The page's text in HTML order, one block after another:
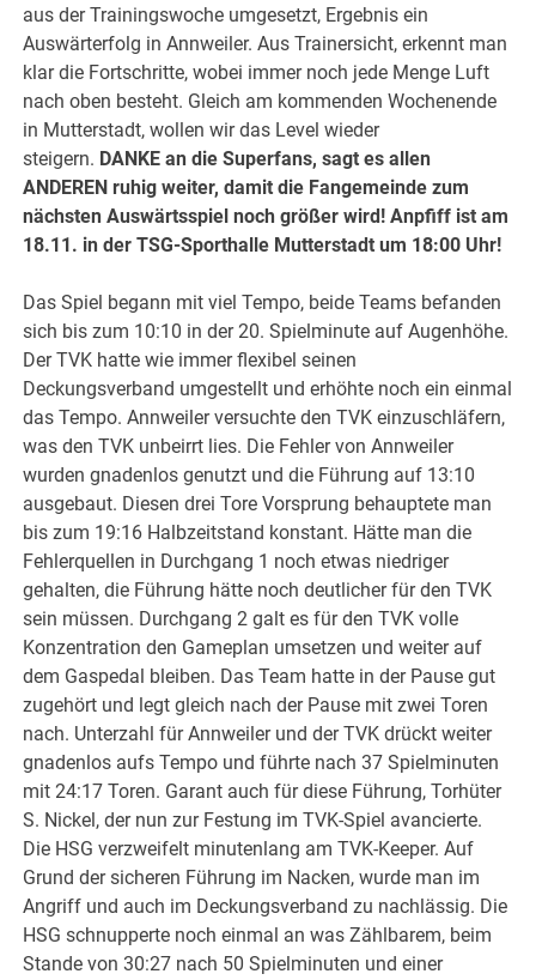
aus der Trainingswoche umgesetzt, Ergebnis ein
Auswärterfolg in Annweiler. Aus Trainersicht, erkennt man
klar die Fortschritte, wobei immer noch jede Menge Luft
nach oben besteht. Gleich am kommenden Wochenende
in Mutterstadt, wollen wir das Level wieder
steigern. DANKE an die Superfans, sagt es allen
ANDEREN ruhig weiter, damit die Fangemeinde zum
nächsten Auswärtsspiel noch größer wird! Anpfiff ist am
18.11. in der TSG-Sporthalle Mutterstadt um 18:00 Uhr!
Das Spiel begann mit viel Tempo, beide Teams befanden
sich bis zum 10:10 in der 20. Spielminute auf Augenhöhe.
Der TVK hatte wie immer flexibel seinen
Deckungsverband umgestellt und erhöhte noch ein einmal
das Tempo. Annweiler versuchte den TVK einzuschläfern,
was den TVK unbeirrt lies. Die Fehler von Annweiler
wurden gnadenlos genutzt und die Führung auf 13:10
ausgebaut. Diesen drei Tore Vorsprung behauptete man
bis zum 19:16 Halbzeitstand konstant. Hätte man die
Fehlerquellen in Durchgang 1 noch etwas niedriger
gehalten, die Führung hätte noch deutlicher für den TVK
sein müssen. Durchgang 2 galt es für den TVK volle
Konzentration den Gameplan umsetzen und weiter auf
dem Gaspedal bleiben. Das Team hatte in der Pause gut
zugehört und legt gleich nach der Pause mit zwei Toren
nach. Unterzahl für Annweiler und der TVK drückt weiter
gnadenlos aufs Tempo und führte nach 37 Spielminuten
mit 24:17 Toren. Garant auch für diese Führung, Torhüter
S. Nickel, der nun zur Festung im TVK-Spiel avancierte.
Die HSG verzweifelt minutenlang am TVK-Keeper. Auf
Grund der sicheren Führung im Nacken, wurde man im
Angriff und auch im Deckungsverband zu nachlässig. Die
HSG schnupperte noch einmal an was Zählbarem, beim
Stande von 30:27 nach 50 Spielminuten und einer